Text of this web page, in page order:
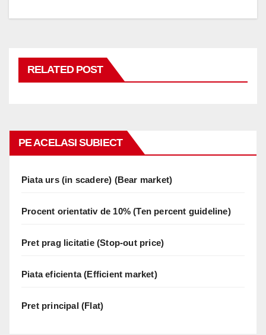
RELATED POST
PE ACELASI SUBIECT
Piata urs (in scadere) (Bear market)
Procent orientativ de 10% (Ten percent guideline)
Pret prag licitatie (Stop-out price)
Piata eficienta (Efficient market)
Pret principal (Flat)